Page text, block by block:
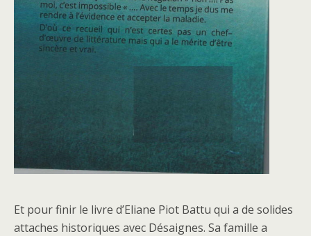
Et pour finir le livre d’Eliane Piot Battu qui a de solides
attaches historiques avec Désaignes. Sa famille a